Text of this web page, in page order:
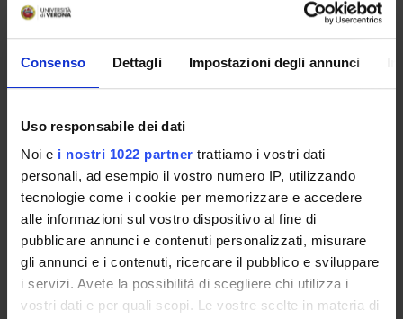
Consenso Dettagli Impostazioni degli annunci
Uso responsabile dei dati
Noi e i nostri 1022 partner trattiamo i vostri dati
personali, ad esempio il vostro numero IP, utilizzando
tecnologie come i cookie per memorizzare e accedere
alle informazioni sul vostro dispositivo al fine di
pubblicare annunci e contenuti personalizzati, misurare
gli annunci e i contenuti, ricercare il pubblico e sviluppare
i servizi. Avete la possibilità di scegliere chi utilizza i
vostri dati e per quali scopi. Le vostre scelte in materia di
and Statistics.
COURSES
PHD PROGRAMMES AND POSTGRADUATE
TRAINING
Contacts
People
Places